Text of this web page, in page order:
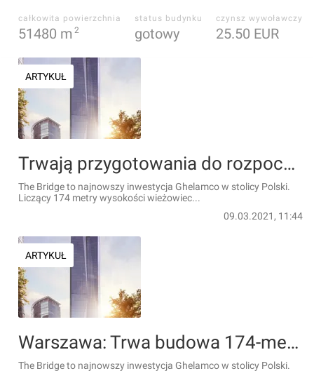
całkowita powierzchnia
51480 m 2
status budynku
gotowy
czynsz wywoławczy
25.50 EUR
ARTYKUŁ
Trwają przygotowania do rozpoczęcia budowy 174-metrowego wieżowca The Bridge [FILM]
The Bridge to najnowszy inwestycja Ghelamco w stolicy Polski.
Liczący 174 metry wysokości wieżowiec...
09.03.2021, 11:44
ARTYKUŁ
Warszawa: Trwa budowa 174-metrowego wieżowca The Bridge [FILM + WIZUALIZACJE]
The Bridge to najnowszy inwestycja Ghelamco w stolicy Polski.